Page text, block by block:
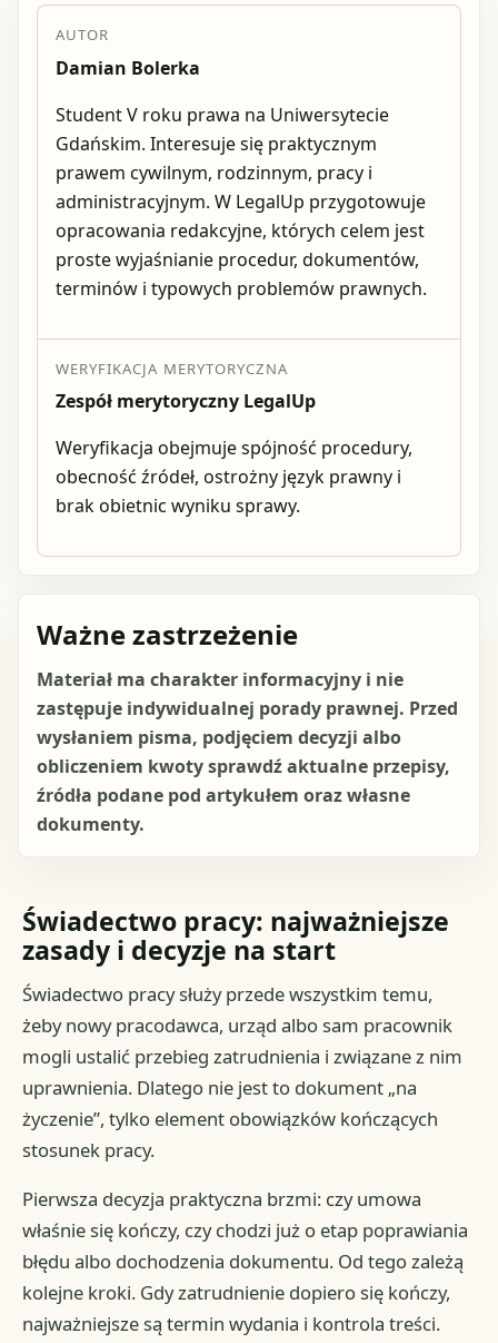
AUTOR
Damian Bolerka
Student V roku prawa na Uniwersytecie
Gdańskim. Interesuje się praktycznym
prawem cywilnym, rodzinnym, pracy i
administracyjnym. W LegalUp przygotowuje
opracowania redakcyjne, których celem jest
proste wyjaśnianie procedur, dokumentów,
terminów i typowych problemów prawnych.
WERYFIKACJA MERYTORYCZNA
Zespół merytoryczny LegalUp
Weryfikacja obejmuje spójność procedury,
obecność źródeł, ostrożny język prawny i
brak obietnic wyniku sprawy.
Ważne zastrzeżenie
Materiał ma charakter informacyjny i nie
zastępuje indywidualnej porady prawnej. Przed
wysłaniem pisma, podjęciem decyzji albo
obliczeniem kwoty sprawdź aktualne przepisy,
źródła podane pod artykułem oraz własne
dokumenty.
Świadectwo pracy: najważniejsze
zasady i decyzje na start
Świadectwo pracy służy przede wszystkim temu,
żeby nowy pracodawca, urząd albo sam pracownik
mogli ustalić przebieg zatrudnienia i związane z nim
uprawnienia. Dlatego nie jest to dokument „na
życzenie”, tylko element obowiązków kończących
stosunek pracy.
Pierwsza decyzja praktyczna brzmi: czy umowa
właśnie się kończy, czy chodzi już o etap poprawiania
błędu albo dochodzenia dokumentu. Od tego zależą
kolejne kroki. Gdy zatrudnienie dopiero się kończy,
najważniejsze są termin wydania i kontrola treści.